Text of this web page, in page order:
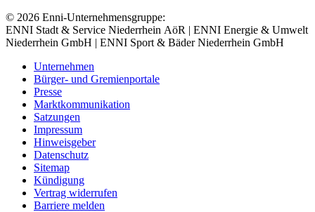
© 2026 Enni-Unternehmensgruppe:
ENNI Stadt & Service Niederrhein AöR | ENNI Energie & Umwelt
Niederrhein GmbH | ENNI Sport & Bäder Niederrhein GmbH
Unternehmen
Bürger- und Gremienportale
Presse
Marktkommunikation
Satzungen
Impressum
Hinweisgeber
Datenschutz
Sitemap
Kündigung
Vertrag widerrufen
Barriere melden